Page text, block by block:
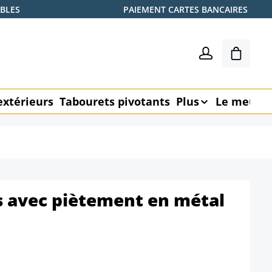
PAIEMENT CARTES BANCAIRES
Le
Tabourets pivotants Plus Le
avec piètement en métal